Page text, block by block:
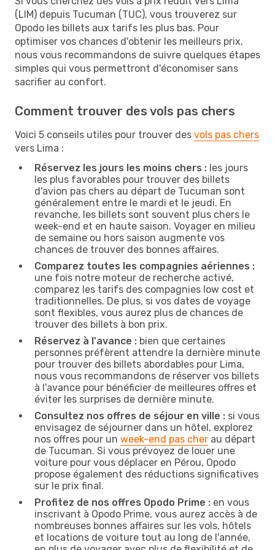
(LIM) depuis Tucuman (TUC), vous trouverez sur
Opodo les billets aux tarifs les plus bas. Pour
optimiser vos chances d'obtenir les meilleurs prix,
nous vous recommandons de suivre quelques étapes
simples qui vous permettront d'économiser sans
sacrifier au confort.
Comment trouver des vols pas chers
Voici 5 conseils utiles pour trouver des vols pas chers
vers Lima :
Réservez les jours les moins chers : les jours
les plus favorables pour trouver des billets
d'avion pas chers au départ de Tucuman sont
généralement entre le mardi et le jeudi. En
revanche, les billets sont souvent plus chers le
week-end et en haute saison. Voyager en milieu
de semaine ou hors saison augmente vos
chances de trouver des bonnes affaires.
Comparez toutes les compagnies aériennes :
une fois notre moteur de recherche activé,
comparez les tarifs des compagnies low cost et
traditionnelles. De plus, si vos dates de voyage
sont flexibles, vous aurez plus de chances de
trouver des billets à bon prix.
Réservez à l'avance : bien que certaines
personnes préfèrent attendre la dernière minute
pour trouver des billets abordables pour Lima,
nous vous recommandons de réserver vos billets
à l'avance pour bénéficier de meilleures offres et
éviter les surprises de dernière minute.
Consultez nos offres de séjour en ville : si vous
envisagez de séjourner dans un hôtel, explorez
nos offres pour un week-end pas cher au départ
de Tucuman. Si vous prévoyez de louer une
voiture pour vous déplacer en Pérou, Opodo
propose également des réductions significatives
sur le prix final.
Profitez de nos offres Opodo Prime : en vous
inscrivant à Opodo Prime, vous aurez accès à de
nombreuses bonnes affaires sur les vols, hôtels
et locations de voiture tout au long de l'année,